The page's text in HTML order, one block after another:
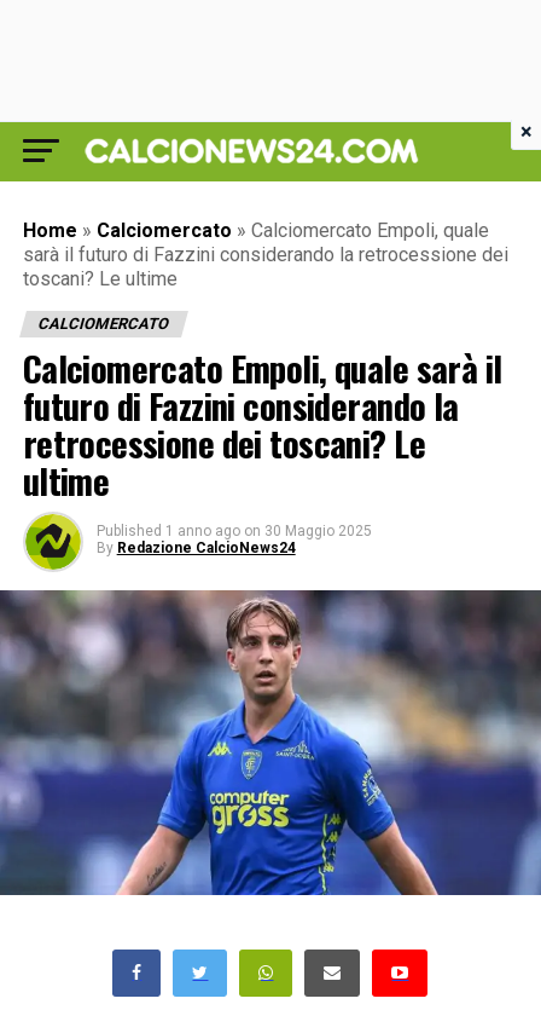
Home » Calciomercato » Calciomercato Empoli, quale
sarà il futuro di Fazzini considerando la retrocessione dei
toscani? Le ultime
CALCIOMERCATO
Calciomercato Empoli, quale sarà il
futuro di Fazzini considerando la
retrocessione dei toscani? Le
ultime
Published 1 anno ago on 30 Maggio 2025
By Redazione CalcioNews24
×